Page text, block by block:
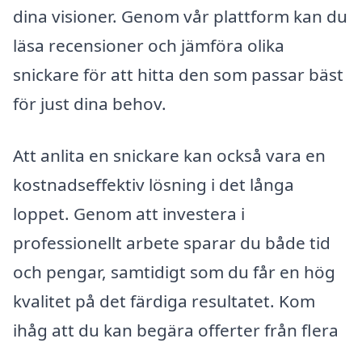
dina visioner. Genom vår plattform kan du
läsa recensioner och jämföra olika
snickare för att hitta den som passar bäst
för just dina behov.
Att anlita en snickare kan också vara en
kostnadseffektiv lösning i det långa
loppet. Genom att investera i
professionellt arbete sparar du både tid
och pengar, samtidigt som du får en hög
kvalitet på det färdiga resultatet. Kom
ihåg att du kan begära offerter från flera